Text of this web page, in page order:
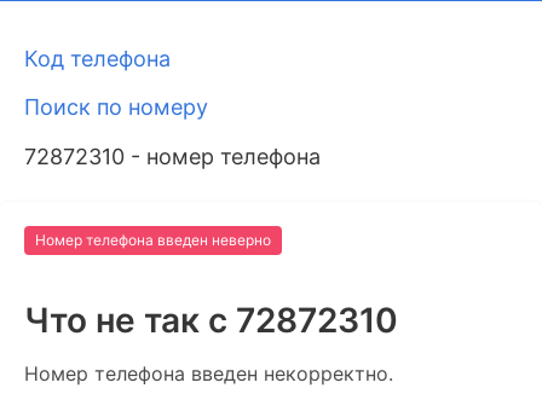
Код телефона
Поиск по номеру
72872310 - номер телефона
Номер телефона введен неверно
Что не так c 72872310
Номер телефона введен некорректно.